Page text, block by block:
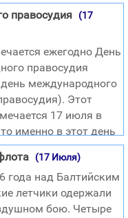
правосудия
(17
ежегодно День
правосудия
международного
Этот
17 июля в
именно в этот день
статут
в 1998 году. Каждый
проводят
к этому дню.
которого и
(17 Июля)
года над Балтийским
летчики одержали
бою. Четыре